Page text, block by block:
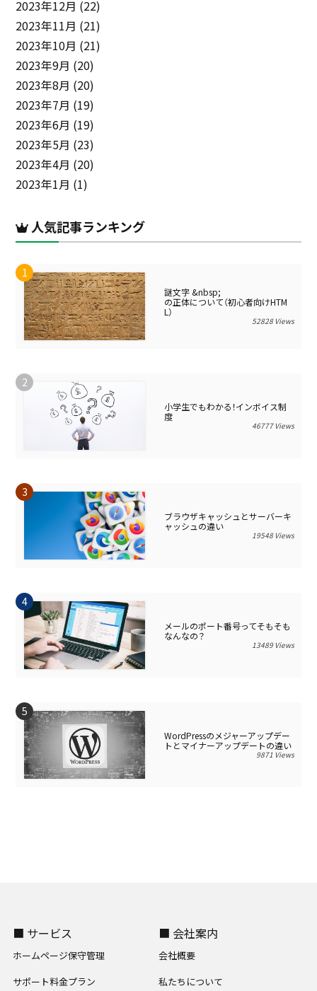
2023年12月 (22)
2023年11月 (21)
2023年10月 (21)
2023年9月 (20)
2023年8月 (20)
2023年7月 (19)
2023年6月 (19)
2023年5月 (23)
2023年4月 (20)
2023年1月 (1)
人気記事ランキング
謎文字 &nbsp;
の正体について（初心者向けHTM
L）
52828 Views
小学生でもわかる！インボイス制
度
46777 Views
ブラウザキャッシュとサーバーキ
ャッシュの違い
19548 Views
メールのポート番号ってそもそも
なんなの？
13489 Views
WordPressのメジャーアップデー
トとマイナーアップデートの違い
9871 Views
■ サービス
ホームページ保守管理
サポート料金プラン
■ 会社案内
会社概要
私たちについて